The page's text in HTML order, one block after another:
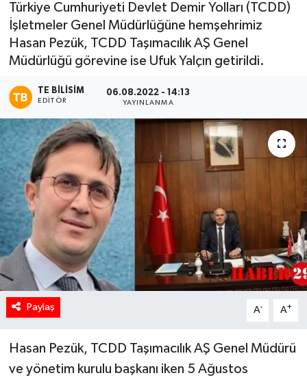
Türkiye Cumhuriyeti Devlet Demir Yolları (TCDD)
İşletmeler Genel Müdürlüğüne hemşehrimiz
Hasan Pezük, TCDD Taşımacılık AŞ Genel
Müdürlüğü görevine ise Ufuk Yalçın getirildi.
TE BILISIM
EDITÖR
06.08.2022 - 14:13
YAYINLANMA
Paylaş A- A+
Hasan Pezük, TCDD Taşımacılık AŞ Genel Müdürü
ve yönetim kurulu başkanı iken 5 Ağustos
Son Dakika Haberleri
Haber Arşivi